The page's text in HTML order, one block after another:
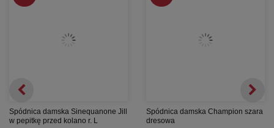
Spódnica damska Sinequanone Jill
w pepitkę przed kolano r. L
Spódnica damska Champion szara
dresowa